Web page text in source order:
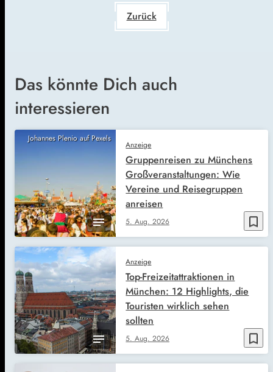
Zurück
Das könnte Dich auch
interessieren
Johannes Plenio auf Pexels
bookmark_border
Anzeige
5. Aug. 2026
Gruppenreisen zu Münchens
Großveranstaltungen: Wie
Vereine und Reisegruppen
anreisen
bookmark_border
Anzeige
5. Aug. 2026
Top-Freizeitattraktionen in
München: 12 Highlights, die
Touristen wirklich sehen
sollten